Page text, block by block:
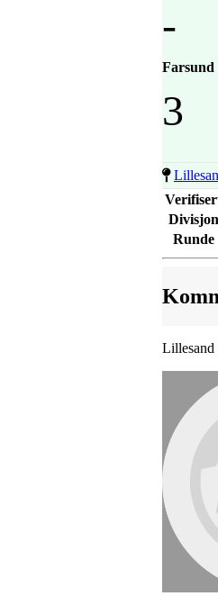
-
3
Divisjon
Runde
Lillesand